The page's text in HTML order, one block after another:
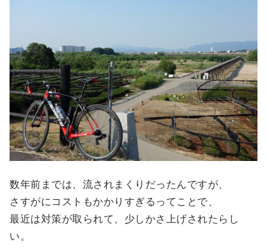
数年前までは、流されまくりだったんですが、
さすがにコストもかかりすぎるってことで、
最近は対策が取られて、少しかさ上げされたらし
い。